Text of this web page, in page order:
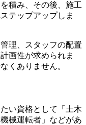
積み、その後、施工
テップアップしま
理、スタッフの配置
画性が求められま
くありません。
い資格として「土木
械運転者」などがあ